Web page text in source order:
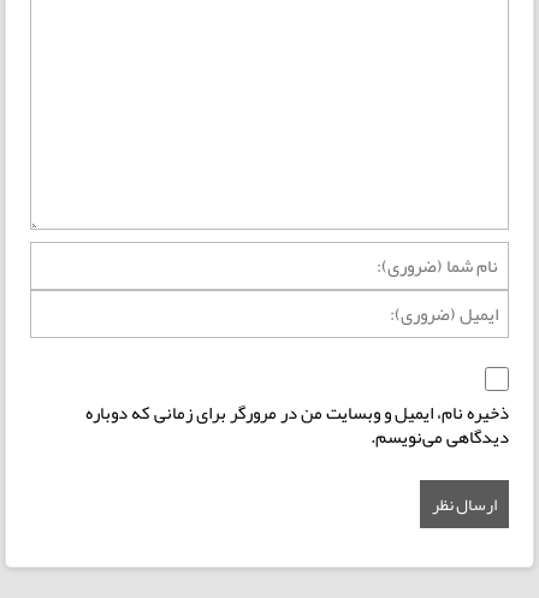
ذخیره نام، ایمیل و وبسایت من در مرورگر برای زمانی که دوباره
دیدگاهی می‌نویسم.